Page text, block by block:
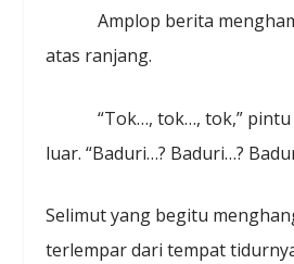
Amplop berita
atas ranjang.
“Tok…, tok…, tok,” pintu
luar. “Baduri…? Baduri…?
Selimut yang begitu
terlempar dari tempat